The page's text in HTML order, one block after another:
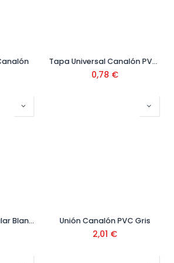
Tapa Universal Canalón PVC Gris
0,78 €
Tubo PVC Rectangular Blanco 3 mt Ref: TT-B Unión Canalón PVC Gris
2,01 €